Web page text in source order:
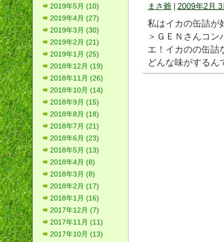
まさ爺 | 2009年2月
私はイカの缶詰が
＞ＧＥＮさんコン
エ！イカのの缶詰
どんな味がするん
2019年5月 (10)
2019年4月 (27)
2019年3月 (30)
2019年2月 (21)
2019年1月 (25)
2018年12月 (19)
2018年11月 (26)
2018年10月 (14)
2018年9月 (15)
2018年8月 (18)
2018年7月 (21)
2018年6月 (23)
2018年5月 (13)
2018年4月 (8)
2018年3月 (8)
2018年2月 (17)
2018年1月 (16)
2017年12月 (7)
2017年11月 (11)
2017年10月 (13)